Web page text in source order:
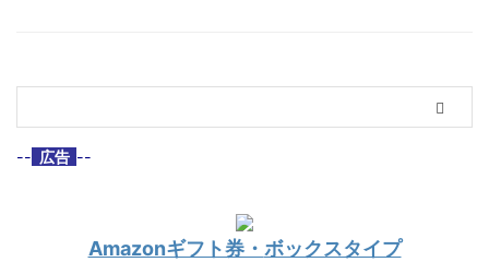
-- 広告 --
Amazonギフト券・ ボックスタイプ